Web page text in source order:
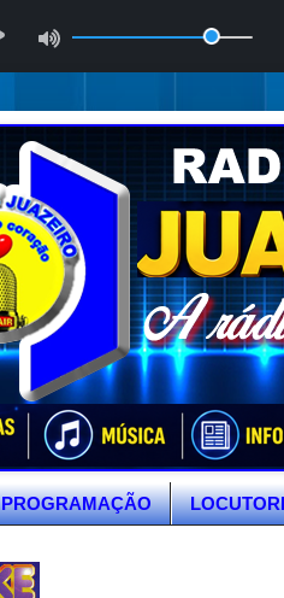
PROGRAMAÇÃO